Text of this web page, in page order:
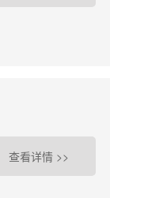
查看详情 >>